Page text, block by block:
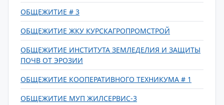
ОБЩЕЖИТИЕ # 3
ОБЩЕЖИТИЕ ЖКУ КУРСКАГРОПРОМСТРОЙ
ОБЩЕЖИТИЕ ИНСТИТУТА ЗЕМЛЕДЕЛИЯ И ЗАЩИТЫ
ПОЧВ ОТ ЭРОЗИИ
ОБЩЕЖИТИЕ КООПЕРАТИВНОГО ТЕХНИКУМА # 1
ОБЩЕЖИТИЕ МУП ЖИЛСЕРВИС-3